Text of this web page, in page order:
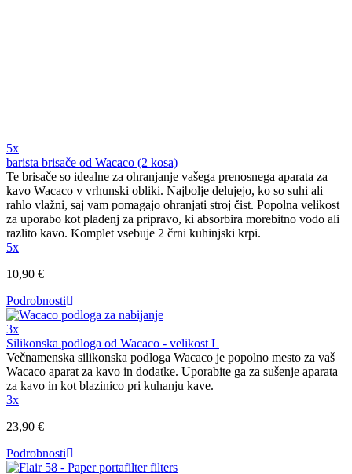
5x
barista brisače od Wacaco (2 kosa)
Te brisače so idealne za ohranjanje vašega prenosnega aparata za
kavo Wacaco v vrhunski obliki. Najbolje delujejo, ko so suhi ali
rahlo vlažni, saj vam pomagajo ohranjati stroj čist. Popolna velikost
za uporabo kot pladenj za pripravo, ki absorbira morebitno vodo ali
razlito kavo. Komplet vsebuje 2 črni kuhinjski krpi.
5x
10,90 €
Podrobnosti
3x
Silikonska podloga od Wacaco - velikost L
Večnamenska silikonska podloga Wacaco je popolno mesto za vaš
Wacaco aparat za kavo in dodatke. Uporabite ga za sušenje aparata
za kavo in kot blazinico pri kuhanju kave.
3x
23,90 €
Podrobnosti